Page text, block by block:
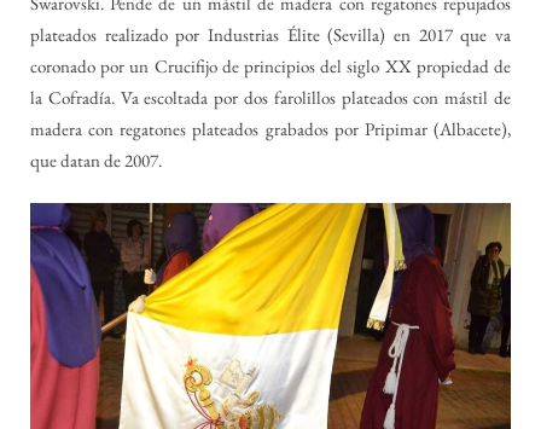
plateados realizado por Industrias Élite (Sevilla) en 2017 que va
coronado por un Crucifijo de principios del siglo XX propiedad de
la Cofradía. Va escoltada por dos farolillos plateados con mástil de
madera con regatones plateados grabados por Pripimar (Albacete),
que datan de 2007.